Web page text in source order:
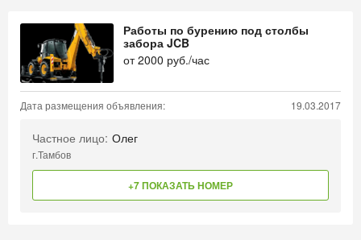
Работы по бурению под столбы
забора JCB
от2000 руб./час
Дата размещения объявления: 19.03.2017
Частное лицо: Олег
г.Тамбов
+7 ПОКАЗАТЬ НОМЕР